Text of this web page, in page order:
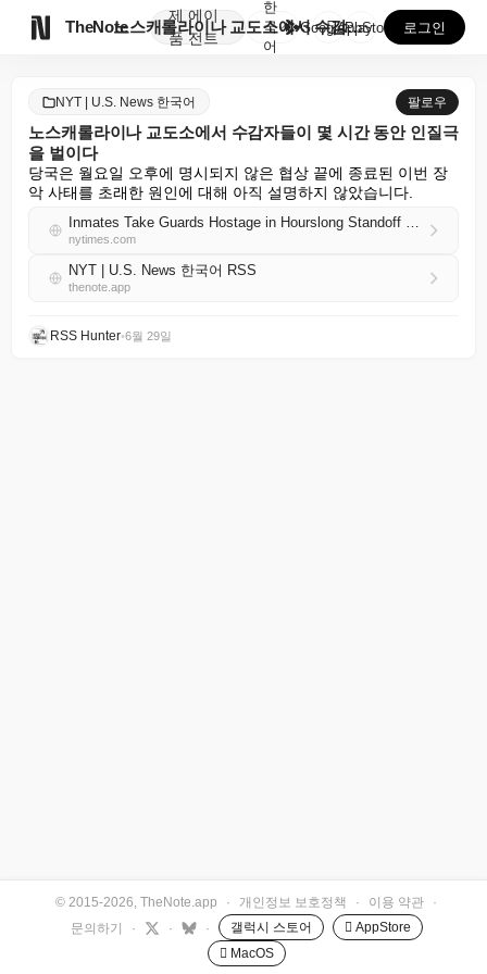
TheNote
제
품
에이
전트
노스캐롤라이나 교도소에서 수감자들이 몇 시간 동안 인질...
한
국
어
GooglePlay
AppStore 로그인
NYT | U.S. News 한국어 팔로우
노스캐롤라이나 교도소에서 수감자들이 몇 시간 동안 인질극
을 벌이다
당국은 월요일 오후에 명시되지 않은 협상 끝에 종료된 이번 장
악 사태를 초래한 원인에 대해 아직 설명하지 않았습니다.
Inmates Take Guards Hostage in Hourslong Standoff at North Carolina Jail
nytimes.com
NYT | U.S. News 한국어 RSS
thenote.app
RSS Hunter•6월 29일
© 2015-2026, TheNote.app · 개인정보 보호정책 · 이용 약관
·
문의하기
· · · 갤럭시 스토어
 AppStore
 MacOS